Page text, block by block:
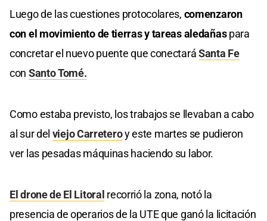
Luego de las cuestiones protocolares, comenzaron
con el movimiento de tierras y tareas aledañaspara
concretar el nuevo puente que conectaráSanta Fe
con Santo Tomé.
Como estaba previsto, los trabajos se llevaban a cabo
al sur del viejo Carreteroy este martes se pudieron
ver las pesadas máquinas haciendo su labor.
El drone de El Litoral recorrió la zona, notó la
presencia de operarios de la UTE que ganó la licitación